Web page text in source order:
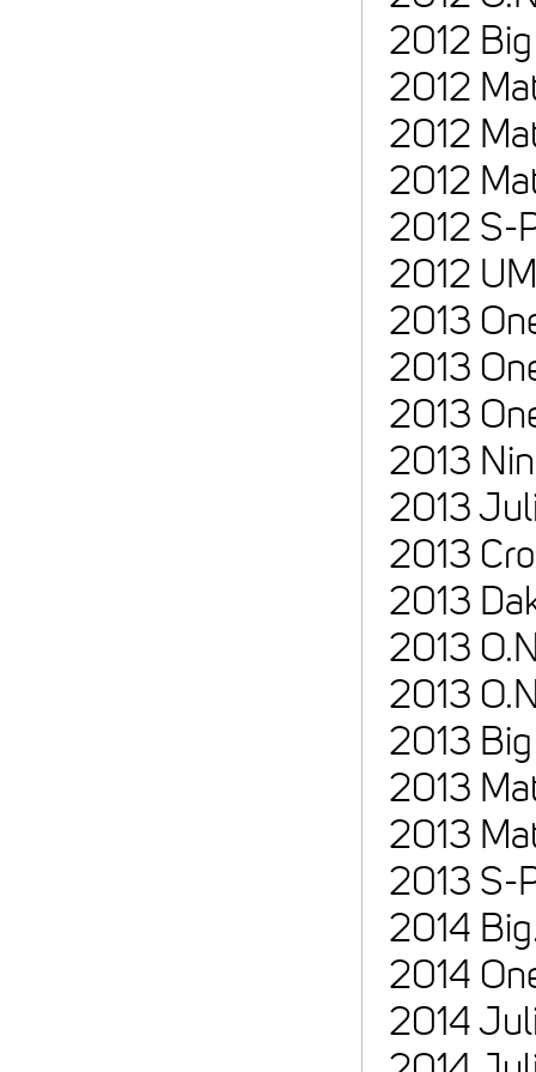
2012
2012
2012
2012
2012
2012
2013
2013
2013
2013
2013
2013
2013
2013
2013
2013
2013
2013
2013 S-
2014
2014
2014